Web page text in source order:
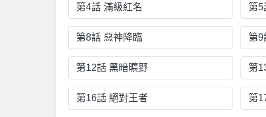
第4話 滿級紅名 第5
第8話 惡神降臨 第9
第12話 黑暗曠野 第
第16話 絕對王者 第